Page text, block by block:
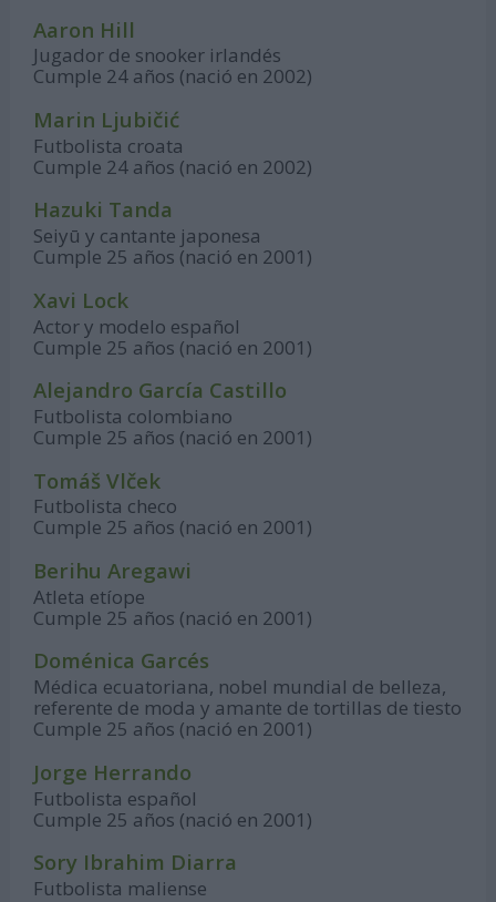
Aaron Hill
Jugador de snooker irlandés
Cumple 24 años (nació en 2002)
Marin Ljubičić
Futbolista croata
Cumple 24 años (nació en 2002)
Hazuki Tanda
Seiyū y cantante japonesa
Cumple 25 años (nació en 2001)
Xavi Lock
Actor y modelo español
Cumple 25 años (nació en 2001)
Alejandro García Castillo
Futbolista colombiano
Cumple 25 años (nació en 2001)
Tomáš Vlček
Futbolista checo
Cumple 25 años (nació en 2001)
Berihu Aregawi
Atleta etíope
Cumple 25 años (nació en 2001)
Doménica Garcés
Médica ecuatoriana, nobel mundial de belleza,
referente de moda y amante de tortillas de tiesto
Cumple 25 años (nació en 2001)
Jorge Herrando
Futbolista español
Cumple 25 años (nació en 2001)
Sory Ibrahim Diarra
Futbolista maliense